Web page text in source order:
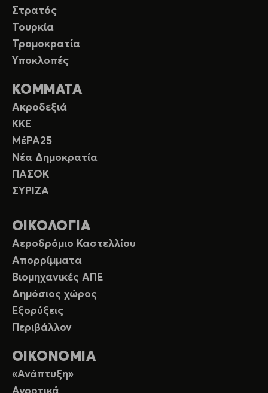
Στρατός
Τουρκία
Τρομοκρατία
Υποκλοπές
ΚΟΜΜΑΤΑ
Ακροδεξιά
ΚΚΕ
ΜέΡΑ25
Νέα Δημοκρατία
ΠΑΣΟΚ
ΣΥΡΙΖΑ
ΟΙΚΟΛΟΓΙΑ
Αεροδρόμιο Καστελλίου
Απορρίμματα
Βιομηχανικές ΑΠΕ
Δημόσιος χώρος
Εξορύξεις
Περιβάλλον
ΟΙΚΟΝΟΜΙΑ
«Ανάπτυξη»